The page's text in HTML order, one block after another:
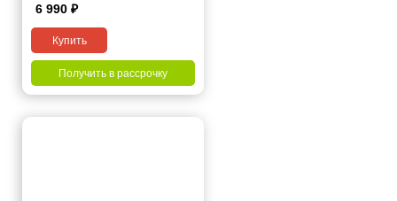
6 990 ₽
Купить
Получить в рассрочку